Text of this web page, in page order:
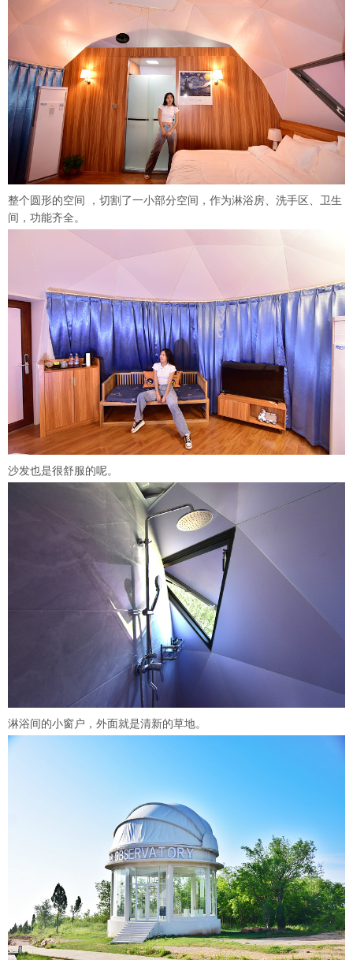
整个圆形的空间 ，切割了一小部分空间，作为淋浴房、洗手区、卫生
间，功能齐全。
沙发也是很舒服的呢。
淋浴间的小窗户，外面就是清新的草地。